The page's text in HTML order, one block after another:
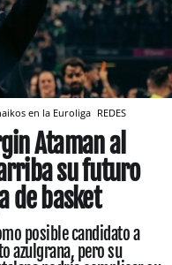
en la Euroliga REDES
Ataman al
su futuro
de basket
posible candidato a
azulgrana, pero su